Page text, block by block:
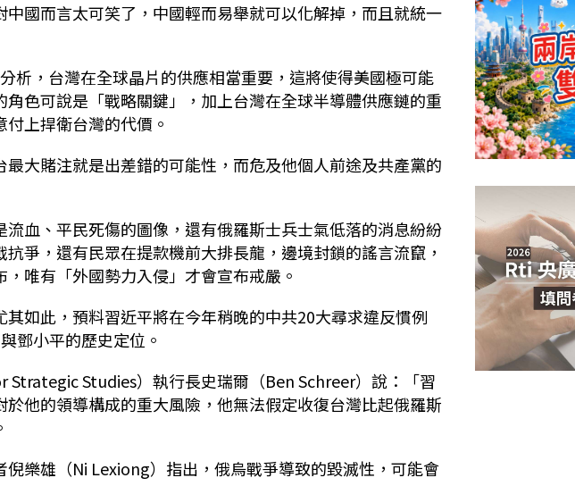
國而言太可笑了，中國輕而易舉就可以化解掉，而且就統一
析，台灣在全球晶片的供應相當重要，這將使得美國極可能
色可說是「戰略關鍵」，加上台灣在全球半導體供應鏈的重
上捍衛台灣的代價。
大賭注就是出差錯的可能性，而危及他個人前途及共產黨的
血、平民死傷的圖像，還有俄羅斯士兵士氣低落的消息紛紛
爭，還有民眾在提款機前大排長龍，邊境封鎖的謠言流竄，
唯有「外國勢力入侵」才會宣布戒嚴。
如此，預料習近平將在今年稍晚的中共20大尋求違反慣例
鄧小平的歷史定位。
Studies）執行長史瑞爾（Ben Schreer）說：「習
他的領導構成的重大風險，他無法假定收復台灣比起俄羅斯
樂雄（Ni Lexiong）指出，俄烏戰爭導致的毀滅性，可能會